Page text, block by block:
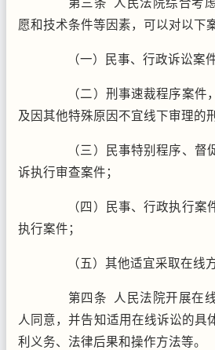
愿和技术条件等因素，可以对以下
（一）民事、行政诉讼案件
（二）刑事速裁程序案件
及因其他特殊原因不宜线下审理的
（三）民事特别程序、督
诉执行审查案件；
（四）民事、行政执行案
执行案件；
（五）其他适宜采取在线方
第四条 人民法院开展在线
人同意，并告知适用在线诉讼的具
利义务、法律后果和操作方法等。